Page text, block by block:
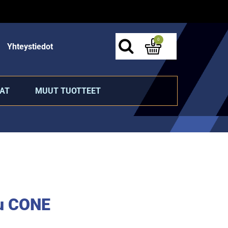
Yhteystiedot
0
MUUT TUOTTEET